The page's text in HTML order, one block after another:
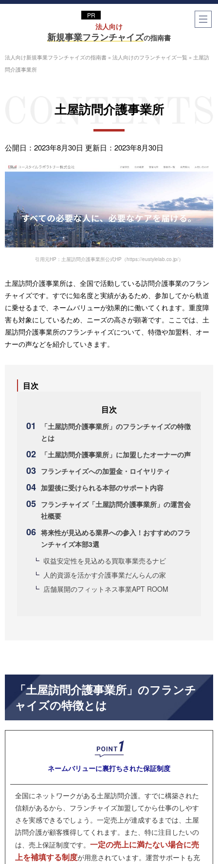
法⼈向け
新規事業フランチャイズの指南書
法人向け新規事業フランチャイズの指南書 » 法人向けのフランチャイズ一覧 » 土屋訪
問介護事業所
土屋訪問介護事業所
公開日：2023年8月30日 更新日：2023年8月30日
引用元HP：土屋訪問介護事業所公式HP（https://eustylelab.co.jp/）
土屋訪問介護事業所は、全国で活動している訪問介護事業のフラン
チャイズです。すでに知名度と実績があるため、参加してから軌道
に乗せるまで、ネームバリューが効果的に働いてくれます。重度障
害も対象にしているため、ニーズの高さが顕著です。ここでは、土
屋訪問介護事業所のフランチャイズについて、特徴や加盟料、オー
ナーの声などを紹介していきます。
目次
「土屋訪問介護事業所」のフランチャイズの特徴
とは
「土屋訪問介護事業所」に加盟したオーナーの声
フランチャイズへの加盟金・ロイヤリティ
加盟後に受けられる本部のサポート内容
フランチャイズ「土屋訪問介護事業所」の運営会
社概要
将来性が見込める業界への参入！おすすめのフラ
ンチャイズ本部3選
収益安定性を見込める買取事業売るナビ
人的資源を活かす介護事業だんらんの家
店舗展開のフィットネス事業APT ROOM
「土屋訪問介護事業所」のフランチ
ャイズの特徴とは
ネームバリューに裏打ちされた保証制度
全国にネットワークがある土屋訪問介護。すでに構築された
信頼があるから、フランチャイズ加盟してから仕事のしやす
さを実感できるでしょう。一定売上が達成するまでは、土屋
訪問介護が顧客獲得してくれます。また、特に注目したいの
は、売上保証制度です。 一定の売上に満たない場合に売
上を補填する制度が用意されています。運営サポートも充